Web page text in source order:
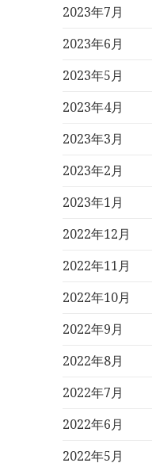
2023年7月
2023年6月
2023年5月
2023年4月
2023年3月
2023年2月
2023年1月
2022年12月
2022年11月
2022年10月
2022年9月
2022年8月
2022年7月
2022年6月
2022年5月